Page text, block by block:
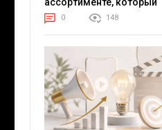
покупатели не ожидают
на платформе
0 148